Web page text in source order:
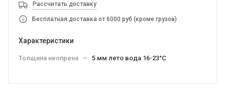
Рассчитать доставку
Бесплатная доставка от 6000 руб (кроме грузов)
Характеристики
Толщина неопрена — 5 мм лето вода 16-23°C